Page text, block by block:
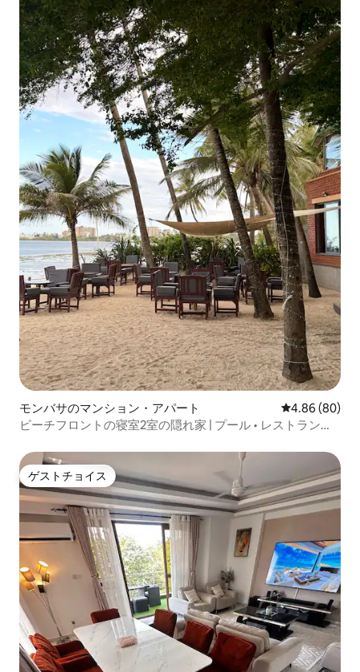
モンバサのマンション・アパート レビュー80件
4.86 (80)
ビーチフロントの寝室2室の隠れ家 | プール • レストラン＆
ゲストチョイス
ゲストチョイス